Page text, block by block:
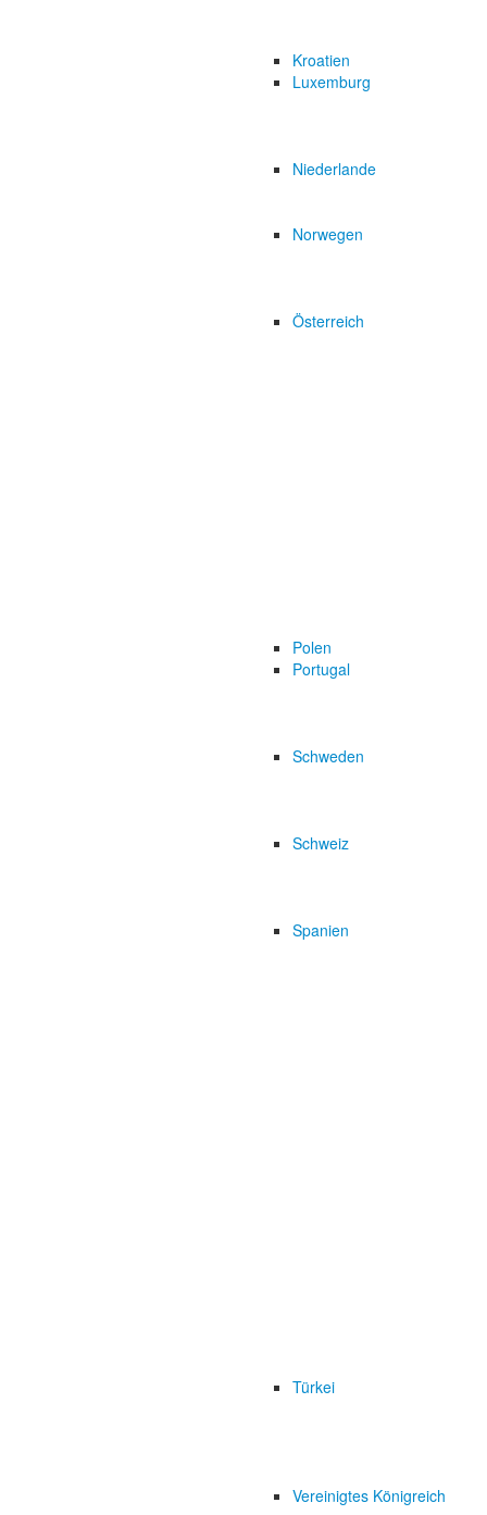
Kroatien
Luxemburg
Niederlande
Norwegen
Österreich
Polen
Portugal
Schweden
Schweiz
Spanien
Türkei
Vereinigtes Königreich